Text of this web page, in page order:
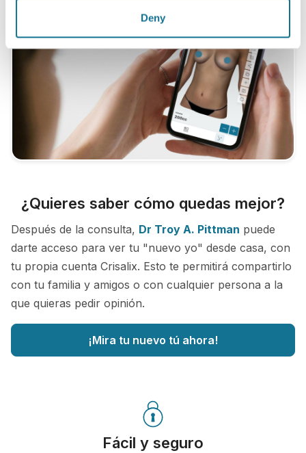
Deny
¿Quieres saber cómo quedas mejor?
Después de la consulta, Dr Troy A. Pittman puede
darte acceso para ver tu "nuevo yo" desde casa, con
tu propia cuenta Crisalix. Esto te permitirá compartirlo
con tu familia y amigos o con cualquier persona a la
que quieras pedir opinión.
¡Mira tu nuevo tú ahora!
Fácil y seguro